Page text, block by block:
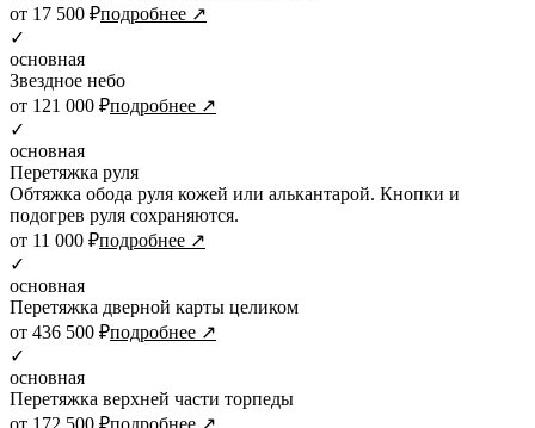
от 17 500 ₽подробнее ↗
✓
основная
Звездное небо
от 121 000 ₽подробнее ↗
✓
основная
Перетяжка руля
Обтяжка обода руля кожей или алькантарой. Кнопки и
подогрев руля сохраняются.
от 11 000 ₽подробнее ↗
✓
основная
Перетяжка дверной карты целиком
от 436 500 ₽подробнее ↗
✓
основная
Перетяжка верхней части торпеды
от 172 500 ₽подробнее ↗